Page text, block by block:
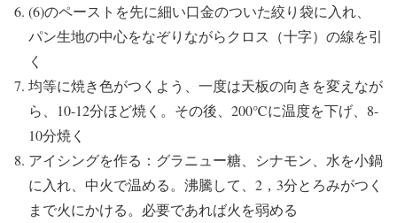
(6)のペーストを先に細い口金のついた絞り袋に入れ、
パン生地の中心をなぞりながらクロス（十字）の線を引
く
均等に焼き色がつくよう、一度は天板の向きを変えなが
ら、10-12分ほど焼く。その後、200℃に温度を下げ、8-
10分焼く
アイシングを作る：グラニュー糖、シナモン、水を小鍋
に入れ、中火で温める。沸騰して、2，3分とろみがつく
まで火にかける。必要であれば火を弱める